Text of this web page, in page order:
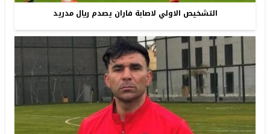
التشخيص الاولي لاصابة فاران يصدم ريال مدريد